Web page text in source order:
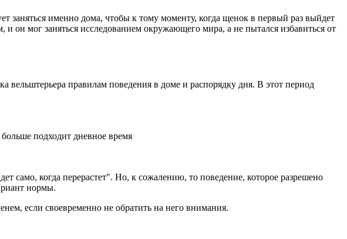
заняться именно дома, чтобы к тому моменту, когда щенок в первый раз выйдет
мог заняться исследованием окружающего мира, а не пытался избавиться от
правилам поведения в доме и распорядку дня. В этот период
подходит дневное время
само, когда перерастет". Но, к сожалению, то поведение, которое разрешено
нормы.
если своевременно не обратить на него внимания.